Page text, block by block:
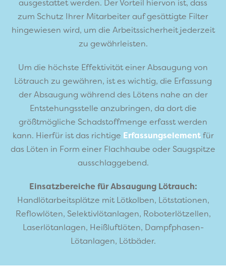
ausgestattet werden. Der Vorteil hiervon ist, dass
zum Schutz Ihrer Mitarbeiter auf gesättigte Filter
hingewiesen wird, um die Arbeitssicherheit jederzeit
zu gewährleisten.
Um die höchste Effektivität einer Absaugung von
Lötrauch zu gewähren, ist es wichtig, die Erfassung
der Absaugung während des Lötens nahe an der
Entstehungsstelle anzubringen, da dort die
größtmögliche Schadstoffmenge erfasst werden
kann. Hierfür ist das richtige Erfassungselementfür
das Löten in Form einer Flachhaube oder Saugspitze
ausschlaggebend.
Einsatzbereiche für Absaugung Lötrauch:
Handlötarbeitsplätze mit Lötkolben, Lötstationen,
Reflowlöten, Selektivlötanlagen, Roboterlötzellen,
Laserlötanlagen, Heißluftlöten, Dampfphasen-
Lötanlagen, Lötbäder.